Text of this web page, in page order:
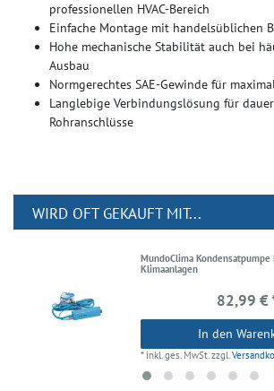
professionellen HVAC-Bereich
Einfache Montage mit handelsüblichen
Hohe mechanische Stabilität auch bei
Ausbau
Normgerechtes SAE-Gewinde für
Langlebige Verbindungslösung für
Rohranschlüsse
WIRD OFT GEKAUFT MIT...
MundoClima Kondensatpumpe
Klimaanlagen
82,99 €
In den
* inkl. ges. MwSt. zzgl.